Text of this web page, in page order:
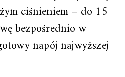
ciśnieniem – do 15
bezpośrednio w
napój najwyższej